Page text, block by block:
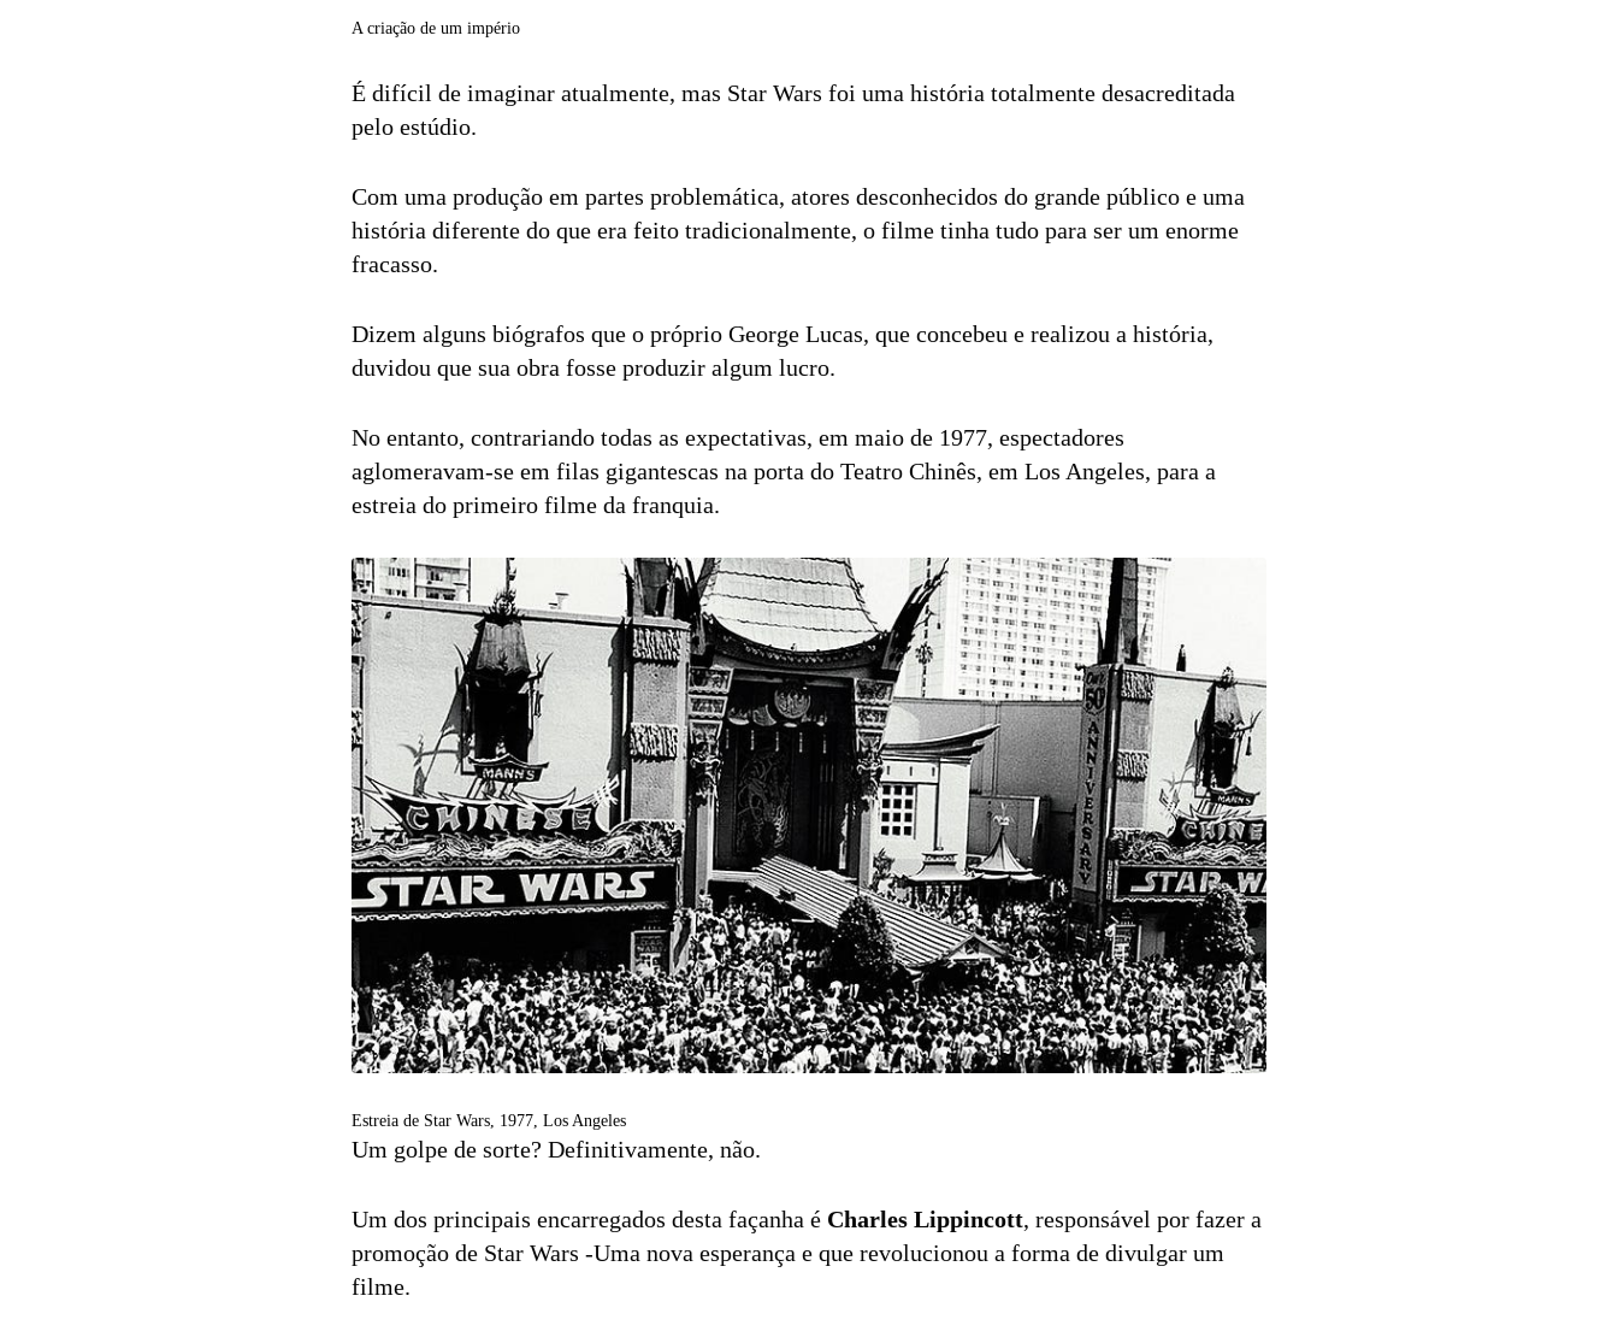
A criação de um império
É difícil de imaginar atualmente, mas Star Wars foi uma história totalmente desacreditada
pelo estúdio.
Com uma produção em partes problemática, atores desconhecidos do grande público e uma
história diferente do que era feito tradicionalmente, o filme tinha tudo para ser um enorme
fracasso.
Dizem alguns biógrafos que o próprio George Lucas, que concebeu e realizou a história,
duvidou que sua obra fosse produzir algum lucro.
No entanto, contrariando todas as expectativas, em maio de 1977, espectadores
aglomeravam-se em filas gigantescas na porta do Teatro Chinês, em Los Angeles, para a
estreia do primeiro filme da franquia.
Estreia de Star Wars, 1977, Los Angeles
Um golpe de sorte? Definitivamente, não.
Um dos principais encarregados desta façanha é Charles Lippincott, responsável por fazer a
promoção de Star Wars -Uma nova esperança e que revolucionou a forma de divulgar um
filme.